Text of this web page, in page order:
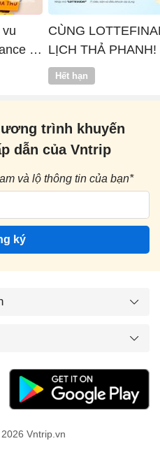
x
CÙNG
LỊCH THẢ PHANH!
Hết hạn
trình khuyến
dẫn của Vntrip
và lộ thông tin của bạn*
ký
Vntrip.vn